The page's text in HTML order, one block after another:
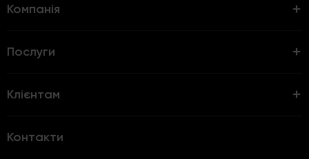
Компанія
Послуги
Клієнтам
Контакти